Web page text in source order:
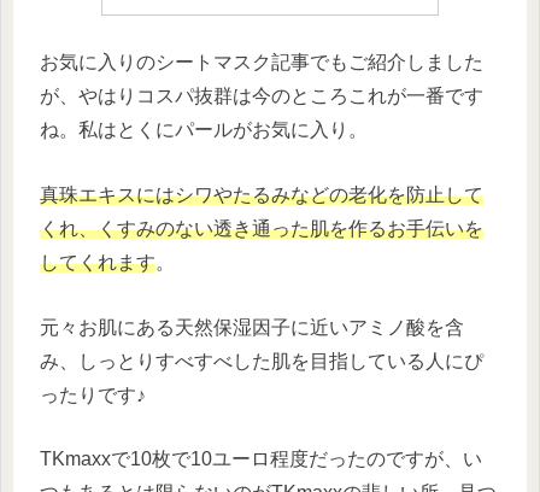
お気に入りのシートマスク記事でもご紹介しました
が、やはりコスパ抜群は今のところこれが一番です
ね。私はとくにパールがお気に入り。
真珠エキスにはシワやたるみなどの老化を防止して
くれ、くすみのない透き通った肌を作るお手伝いを
してくれます。
元々お肌にある天然保湿因子に近いアミノ酸を含
み、しっとりすべすべした肌を目指している人にぴ
ったりです♪
TKmaxxで10枚で10ユーロ程度だったのですが、い